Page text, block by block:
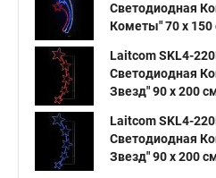
Светодиодная
Кометы" 70 x 150
Laitcom SKL4-
Светодиодная
Звезд" 90 x 200
Laitcom SKL4-
Светодиодная
Звезд" 90 x 200